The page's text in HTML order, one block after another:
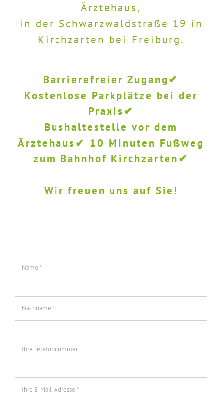
Ärztehaus,
in der Schwarzwaldstraße 19 in
Kirchzarten bei Freiburg.
Barrierefreier Zugang✔
Kostenlose Parkplätze bei der
Praxis✔
Bushaltestelle vor dem
Ärztehaus✔ 10 Minuten Fußweg
zum Bahnhof Kirchzarten✔
Wir freuen uns auf Sie!